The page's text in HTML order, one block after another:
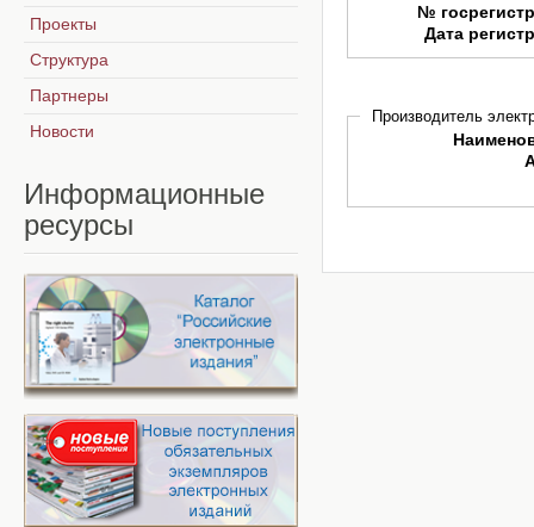
№
Дата
Производитель
Проекты
Структура
Партнеры
Новости
Информационные
ресурсы